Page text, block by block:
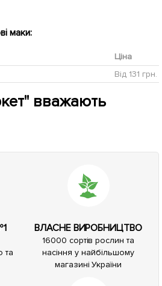
маки:
Ціна
Від 131 грн.
вважають
та
ВЛАСНЕ ВИРОБНИЦТВО
16000 сортів рослин та
насіння у найбільшому
магазині України